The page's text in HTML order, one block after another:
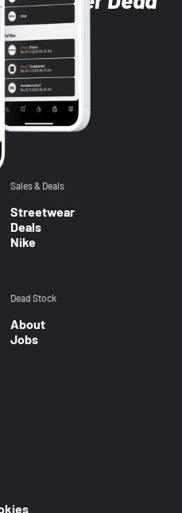
Sales & Deals
Streetwear
Deals
Nike
Dead Stock
About
Jobs